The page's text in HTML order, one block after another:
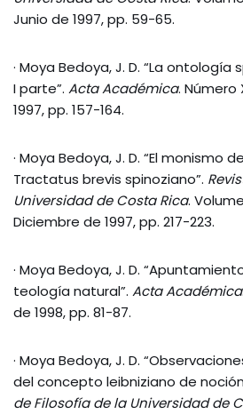
Junio de 1997, pp. 59-65.
· Moya Bedoya, J. D. “La
I parte”. Acta Académica. Número
1997, pp. 157-164.
· Moya Bedoya, J. D. “El monismo
Tractatus brevis spinoziano”.
Universidad de Costa Rica.
Diciembre de 1997, pp. 217-223.
· Moya Bedoya, J. D.
teología natural”. Acta Académica
de 1998, pp. 81-87.
· Moya Bedoya, J. D.
del concepto leibniziano de noción
de Filosofía de la Universidad de